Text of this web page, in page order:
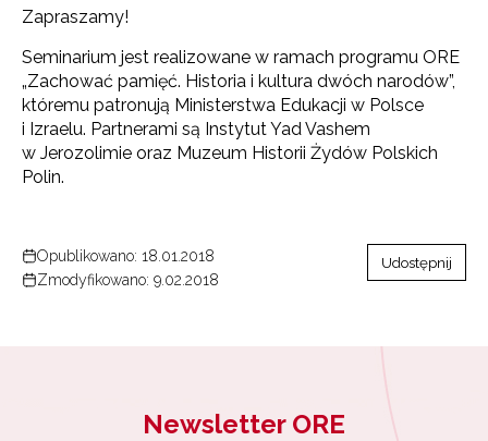
Zapraszamy!
Seminarium jest realizowane w ramach programu ORE
„Zachować pamięć. Historia i kultura dwóch narodów”,
któremu patronują Ministerstwa Edukacji w Polsce
i Izraelu. Partnerami są Instytut Yad Vashem
w Jerozolimie oraz Muzeum Historii Żydów Polskich
Polin.
Opublikowano: 18.01.2018
Zmodyfikowano: 9.02.2018
Udostępnij
Newsletter ORE
informacjami
o szkoleniach i programach.
Adres e-mail:
Wyrażam zgodę na przetwarzanie moich danych
osobowych przez ORE w celach marketingowych.